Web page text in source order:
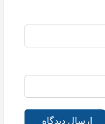
ارسال دیدگاه